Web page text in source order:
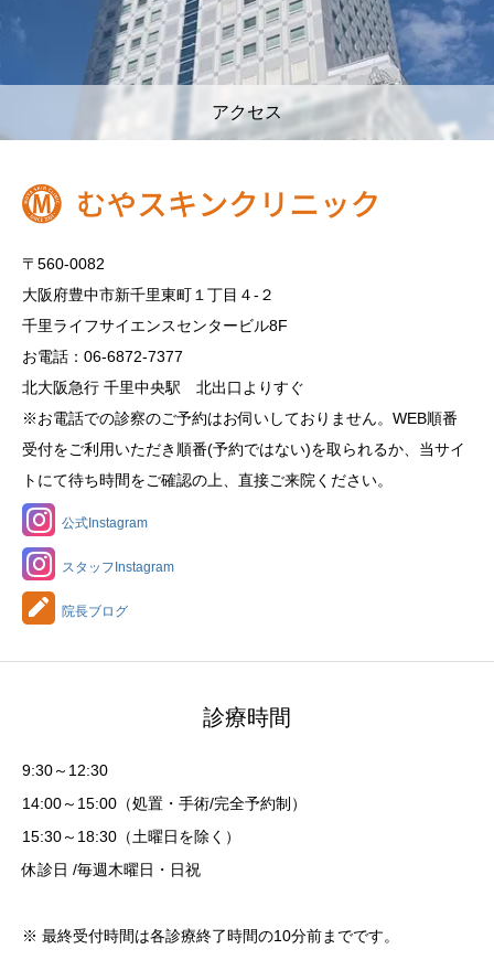
アクセス
〒560-0082
大阪府豊中市新千里東町１丁目４‐２
千里ライフサイエンスセンタービル8F
お電話：06-6872-7377
北大阪急行 千里中央駅 北出口よりすぐ
※お電話での診察のご予約はお伺いしておりません。WEB順番
受付をご利用いただき順番(予約ではない)を取られるか、当サイ
トにて待ち時間をご確認の上、直接ご来院ください。
公式Instagram
スタッフInstagram
院長ブログ
診療時間
9:30～12:30
14:00～15:00（処置・手術/完全予約制）
15:30～18:30（土曜日を除く）
休診日 /毎週木曜日・日祝
※ 最終受付時間は各診療終了時間の10分前までです。